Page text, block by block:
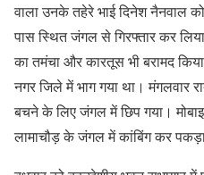
वाला उनके तहेरे भाई दिनेश नैनवाल
पास स्थित जंगल से गिरफ्तार कर
का तमंचा और कारतूस भी बरामद
नगर जिले में भाग गया था। मंगलवार
बचने के लिए जंगल में छिप गया।
लामाचौड़ के जंगल में कांबिंग कर